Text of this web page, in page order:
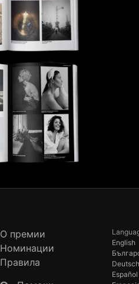
О премии
Номинации
Правила
English
Deutsch
Español